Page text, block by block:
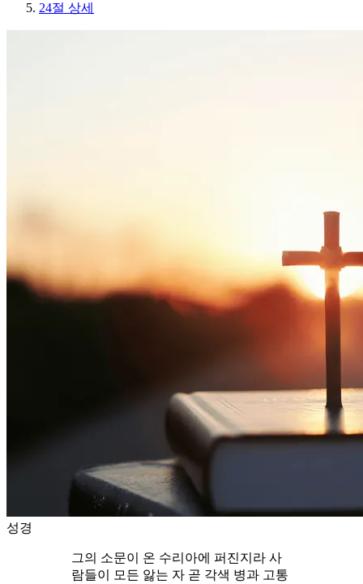
24절 상세
성경
그의 소문이 온 수리아에 퍼진지라 사
람들이 모든 앓는 자 곧 각색 병과 고통